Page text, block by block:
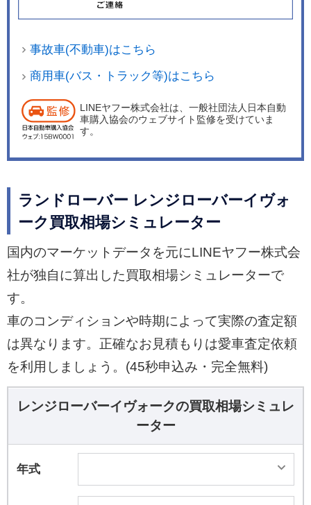
事故車(不動車)はこちら
商用車(バス・トラック等)はこちら
LINEヤフー株式会社は、一般社団法人日本自動
車購入協会のウェブサイト監修を受けていま
す。
ランドローバー レンジローバーイヴォ
ーク買取相場シミュレーター
国内のマーケットデータを元にLINEヤフー株式会
社が独自に算出した買取相場シミュレーターで
す。
車のコンディションや時期によって実際の査定額
は異なります。正確なお見積もりは愛車査定依頼
を利用しましょう。(45秒申込み・完全無料)
レンジローバーイヴォークの買取相場シミュレ
ーター
年式